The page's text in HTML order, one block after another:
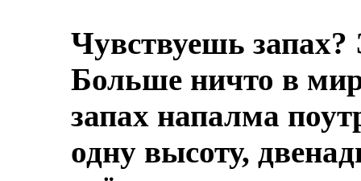
Чувствуешь
Больше ничто в
запах напалма
одну высоту,